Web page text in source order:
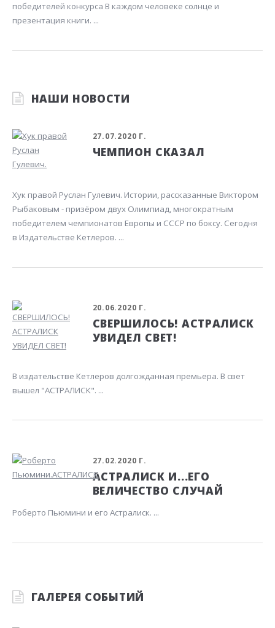
победителей конкурса В каждом человеке солнце и
презентация книги. ...
НАШИ НОВОСТИ
27.07.2020 Г.
ЧЕМПИОН СКАЗАЛ
Хук правой Руслан Гулевич. Истории, рассказанные Виктором
Рыбаковым - призёром двух Олимпиад, многократным
победителем чемпионатов Европы и СССР по боксу. Сегодня
в Издательстве Кетлеров. ...
20.06.2020 Г.
СВЕРШИЛОСЬ! АСТРАЛИСК
УВИДЕЛ СВЕТ!
В издательстве Кетлеров долгожданная премьера. В свет
вышел "АСТРАЛИСК". ...
27.02.2020 Г.
АСТРАЛИСК И...ЕГО
ВЕЛИЧЕСТВО СЛУЧАЙ
Роберто Пьюмини и его Астралиск. ...
ГАЛЕРЕЯ СОБЫТИЙ